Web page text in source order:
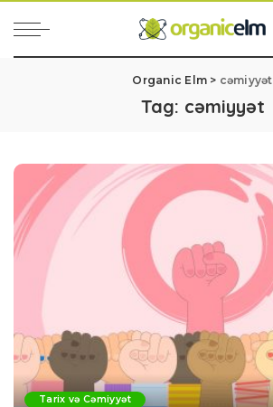
Organic Elm> cəmiyyət
Tag: cəmiyyət
Tarix və Cəmiyyət